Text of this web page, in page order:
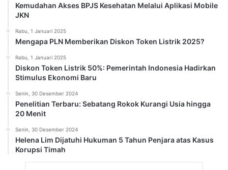
Kemudahan Akses BPJS Kesehatan Melalui Aplikasi Mobile
JKN
Rabu, 1 Januari 2025
Mengapa PLN Memberikan Diskon Token Listrik 2025?
Rabu, 1 Januari 2025
Diskon Token Listrik 50%: Pemerintah Indonesia Hadirkan
Stimulus Ekonomi Baru
Senin, 30 Desember 2024
Penelitian Terbaru: Sebatang Rokok Kurangi Usia hingga
20 Menit
Senin, 30 Desember 2024
Helena Lim Dijatuhi Hukuman 5 Tahun Penjara atas Kasus
Korupsi Timah